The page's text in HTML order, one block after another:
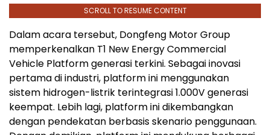
SCROLL TO RESUME CONTENT
Dalam acara tersebut, Dongfeng Motor Group
memperkenalkan T1 New Energy Commercial
Vehicle Platform generasi terkini. Sebagai inovasi
pertama di industri, platform ini menggunakan
sistem hidrogen-listrik terintegrasi 1.000V generasi
keempat. Lebih lagi, platform ini dikembangkan
dengan pendekatan berbasis skenario penggunaan.